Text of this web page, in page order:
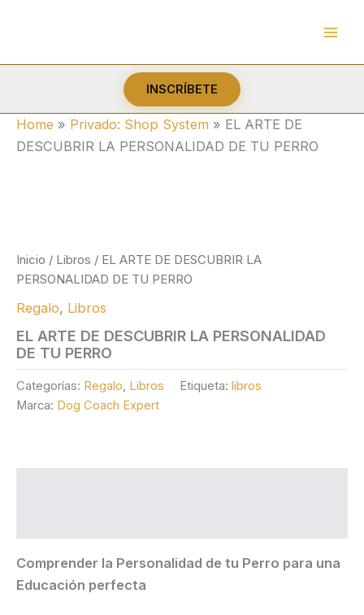
INSCRÍBETE
Home » Privado: Shop System » EL ARTE DE
DESCUBRIR LA PERSONALIDAD DE TU PERRO
Inicio / Libros / EL ARTE DE DESCUBRIR LA
PERSONALIDAD DE TU PERRO
Regalo, Libros
EL ARTE DE DESCUBRIR LA PERSONALIDAD
DE TU PERRO
Categorías: Regalo, Libros Etiqueta: libros
Marca: Dog Coach Expert
Comprender la Personalidad de tu Perro para una
Educación perfecta